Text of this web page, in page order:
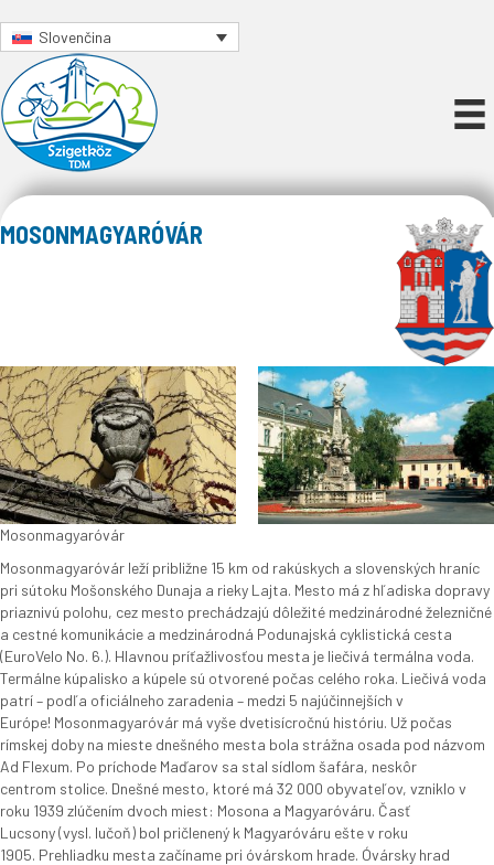
Slovenčina
MOSONMAGYARÓVÁR
Mosonmagyaróvár
Mosonmagyaróvár leží približne 15 km od rakúskych a slovenských hraníc
pri sútoku Mošonského Dunaja a rieky Lajta. Mesto má z hľadiska dopravy
priaznivú polohu, cez mesto prechádzajú dôležité medzinárodné železničné
a cestné komunikácie a medzinárodná Podunajská cyklistická cesta
(EuroVelo No. 6.). Hlavnou príťažlivosťou mesta je liečivá termálna voda.
Termálne kúpalisko a kúpele sú otvorené počas celého roka. Liečivá voda
patrí – podľa oficiálneho zaradenia – medzi 5 najúčinnejších v
Európe! Mosonmagyaróvár má vyše dvetisícročnú históriu. Už počas
rímskej doby na mieste dnešného mesta bola strážna osada pod názvom
Ad Flexum. Po príchode Maďarov sa stal sídlom šafára, neskôr
centrom stolice. Dnešné mesto, ktoré má 32 000 obyvateľov, vzniklo v
roku 1939 zlúčením dvoch miest: Mosona a Magyaróváru. Časť
Lucsony (vysl. lučoň) bol pričlenený k Magyaróváru ešte v roku
1905. Prehliadku mesta začíname pri óvárskom hrade. Óvársky hrad